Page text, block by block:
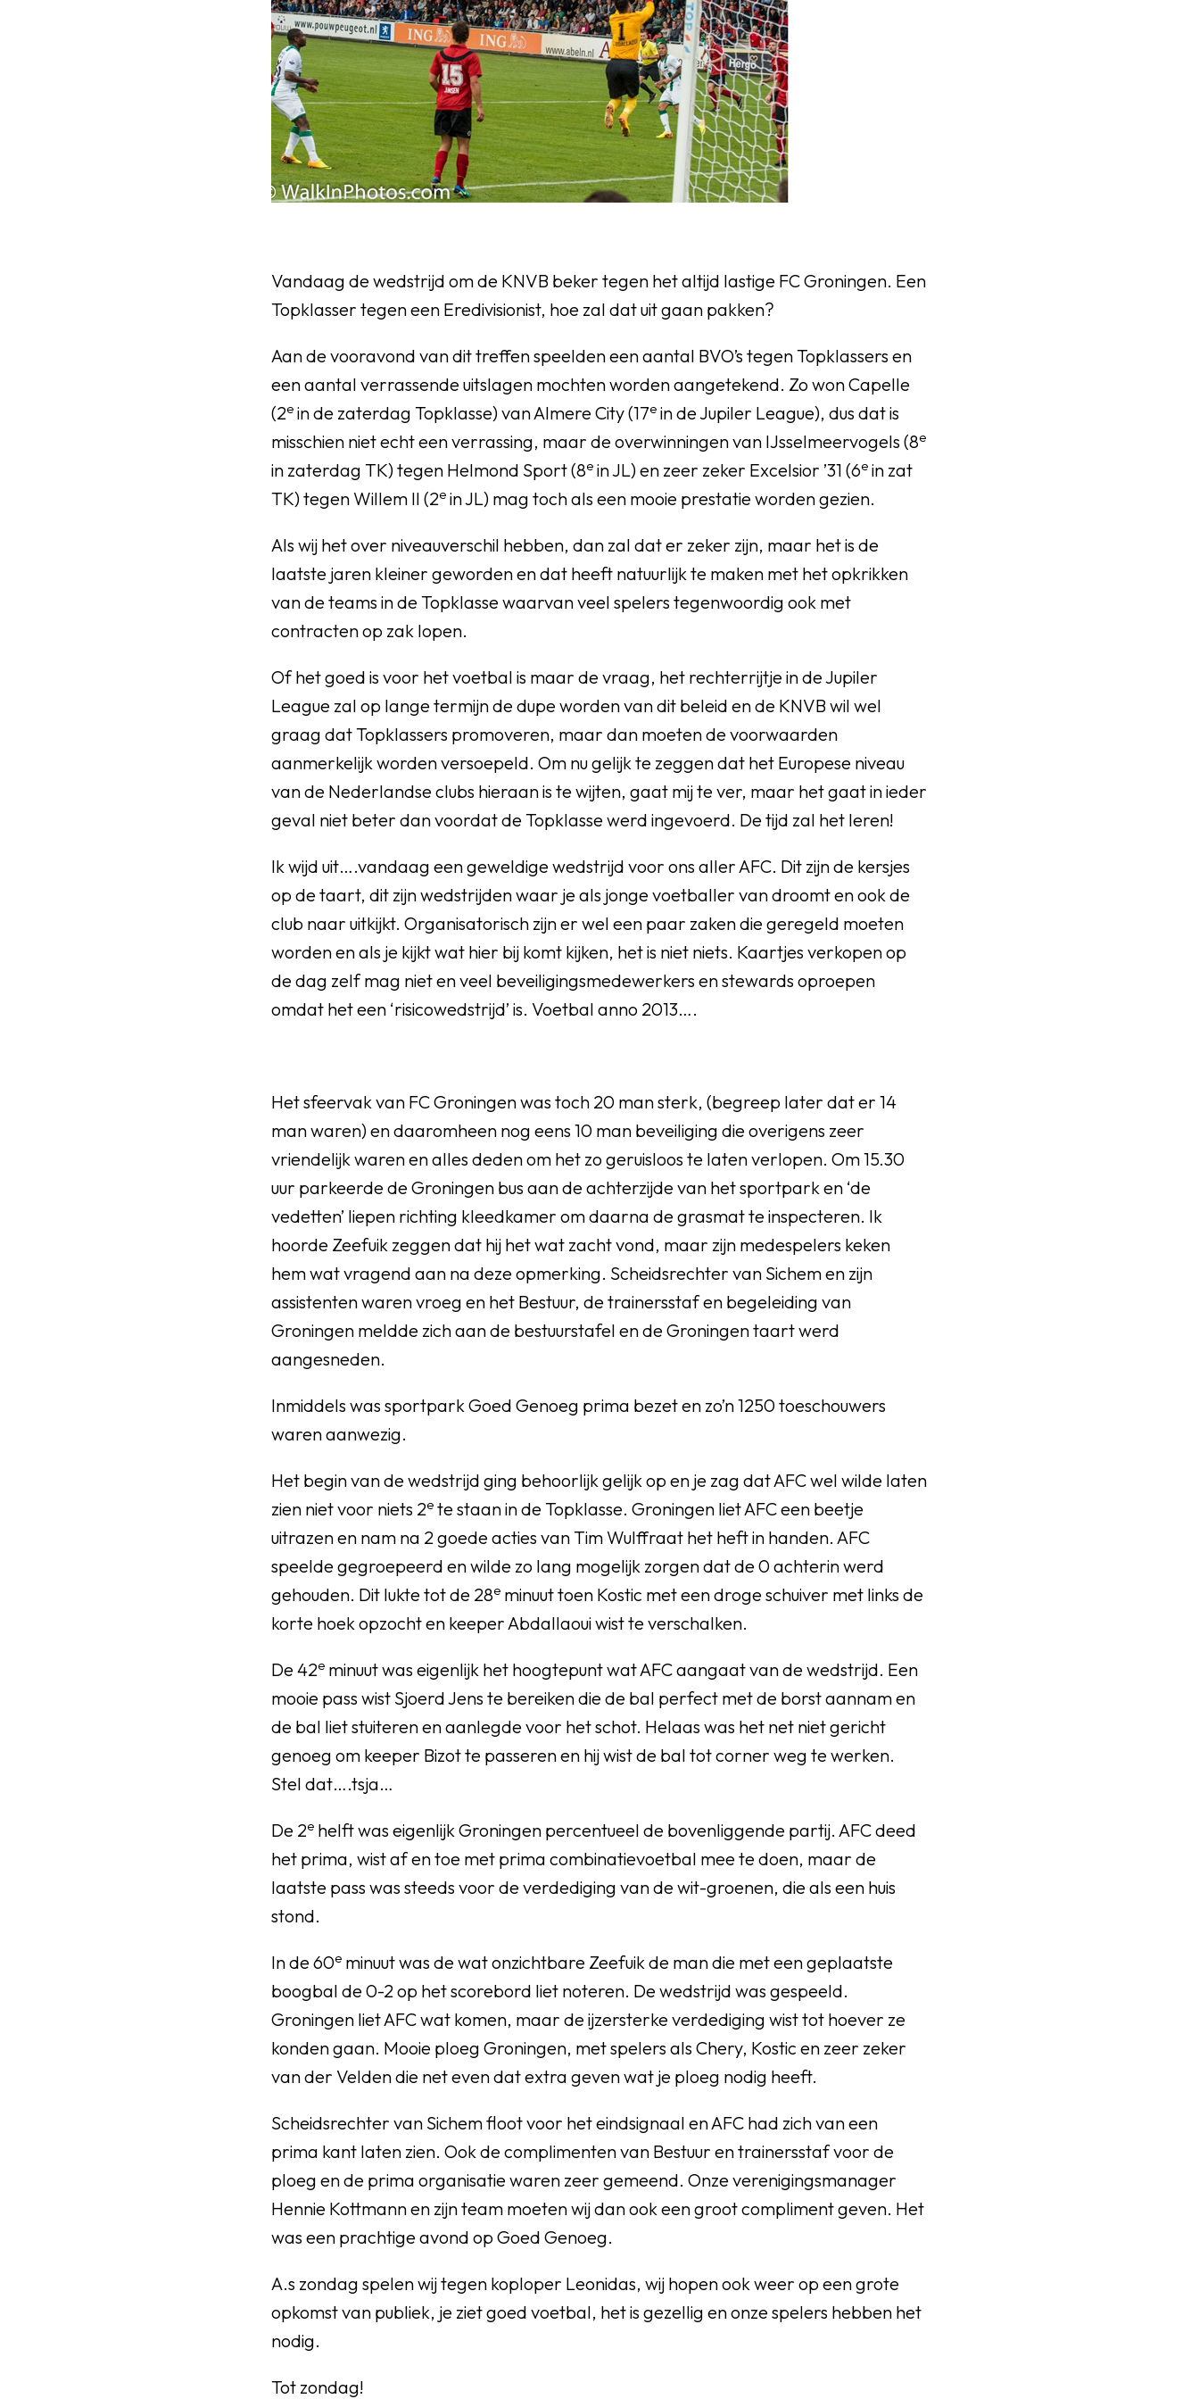
Vandaag de wedstrijd om de KNVB beker tegen het altijd lastige FC Groningen. Een
Topklasser tegen een Eredivisionist, hoe zal dat uit gaan pakken?
Aan de vooravond van dit treffen speelden een aantal BVO’s tegen Topklassers en
een aantal verrassende uitslagen mochten worden aangetekend. Zo won Capelle
(2e in de zaterdag Topklasse) van Almere City (17e in de Jupiler League), dus dat is
misschien niet echt een verrassing, maar de overwinningen van IJsselmeervogels (8e
in zaterdag TK) tegen Helmond Sport (8e in JL) en zeer zeker Excelsior ’31 (6e in zat
TK) tegen Willem II (2e in JL) mag toch als een mooie prestatie worden gezien.
Als wij het over niveauverschil hebben, dan zal dat er zeker zijn, maar het is de
laatste jaren kleiner geworden en dat heeft natuurlijk te maken met het opkrikken
van de teams in de Topklasse waarvan veel spelers tegenwoordig ook met
contracten op zak lopen.
Of het goed is voor het voetbal is maar de vraag, het rechterrijtje in de Jupiler
League zal op lange termijn de dupe worden van dit beleid en de KNVB wil wel
graag dat Topklassers promoveren, maar dan moeten de voorwaarden
aanmerkelijk worden versoepeld. Om nu gelijk te zeggen dat het Europese niveau
van de Nederlandse clubs hieraan is te wijten, gaat mij te ver, maar het gaat in ieder
geval niet beter dan voordat de Topklasse werd ingevoerd. De tijd zal het leren!
Ik wijd uit….vandaag een geweldige wedstrijd voor ons aller AFC. Dit zijn de kersjes
op de taart, dit zijn wedstrijden waar je als jonge voetballer van droomt en ook de
club naar uitkijkt. Organisatorisch zijn er wel een paar zaken die geregeld moeten
worden en als je kijkt wat hier bij komt kijken, het is niet niets. Kaartjes verkopen op
de dag zelf mag niet en veel beveiligingsmedewerkers en stewards oproepen
omdat het een ‘risicowedstrijd’ is. Voetbal anno 2013….
Het sfeervak van FC Groningen was toch 20 man sterk, (begreep later dat er 14
man waren) en daaromheen nog eens 10 man beveiliging die overigens zeer
vriendelijk waren en alles deden om het zo geruisloos te laten verlopen. Om 15.30
uur parkeerde de Groningen bus aan de achterzijde van het sportpark en ‘de
vedetten’ liepen richting kleedkamer om daarna de grasmat te inspecteren. Ik
hoorde Zeefuik zeggen dat hij het wat zacht vond, maar zijn medespelers keken
hem wat vragend aan na deze opmerking. Scheidsrechter van Sichem en zijn
assistenten waren vroeg en het Bestuur, de trainersstaf en begeleiding van
Groningen meldde zich aan de bestuurstafel en de Groningen taart werd
aangesneden.
Inmiddels was sportpark Goed Genoeg prima bezet en zo’n 1250 toeschouwers
waren aanwezig.
Het begin van de wedstrijd ging behoorlijk gelijk op en je zag dat AFC wel wilde laten
zien niet voor niets 2e te staan in de Topklasse. Groningen liet AFC een beetje
uitrazen en nam na 2 goede acties van Tim Wulffraat het heft in handen. AFC
speelde gegroepeerd en wilde zo lang mogelijk zorgen dat de 0 achterin werd
gehouden. Dit lukte tot de 28e minuut toen Kostic met een droge schuiver met links de
korte hoek opzocht en keeper Abdallaoui wist te verschalken.
De 42e minuut was eigenlijk het hoogtepunt wat AFC aangaat van de wedstrijd. Een
mooie pass wist Sjoerd Jens te bereiken die de bal perfect met de borst aannam en
de bal liet stuiteren en aanlegde voor het schot. Helaas was het net niet gericht
genoeg om keeper Bizot te passeren en hij wist de bal tot corner weg te werken.
Stel dat….tsja…
De 2e helft was eigenlijk Groningen percentueel de bovenliggende partij. AFC deed
het prima, wist af en toe met prima combinatievoetbal mee te doen, maar de
laatste pass was steeds voor de verdediging van de wit-groenen, die als een huis
stond.
In de 60e minuut was de wat onzichtbare Zeefuik de man die met een geplaatste
boogbal de 0-2 op het scorebord liet noteren. De wedstrijd was gespeeld.
Groningen liet AFC wat komen, maar de ijzersterke verdediging wist tot hoever ze
konden gaan. Mooie ploeg Groningen, met spelers als Chery, Kostic en zeer zeker
van der Velden die net even dat extra geven wat je ploeg nodig heeft.
Scheidsrechter van Sichem floot voor het eindsignaal en AFC had zich van een
prima kant laten zien. Ook de complimenten van Bestuur en trainersstaf voor de
ploeg en de prima organisatie waren zeer gemeend. Onze verenigingsmanager
Hennie Kottmann en zijn team moeten wij dan ook een groot compliment geven. Het
was een prachtige avond op Goed Genoeg.
A.s zondag spelen wij tegen koploper Leonidas, wij hopen ook weer op een grote
opkomst van publiek, je ziet goed voetbal, het is gezellig en onze spelers hebben het
nodig.
Tot zondag!